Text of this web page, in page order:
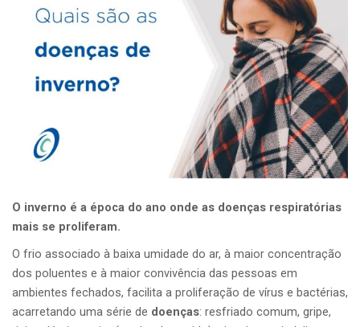
O inverno é a época do ano onde as doenças respiratórias
mais se proliferam.
O frio associado à baixa umidade do ar, à maior concentração
dos poluentes e à maior convivência das pessoas em
ambientes fechados, facilita a proliferação de vírus e bactérias,
acarretando uma série de doenças: resfriado comum, gripe,